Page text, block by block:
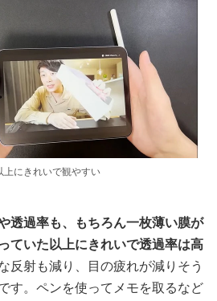
上にきれいで観やすい
透過率も、もちろん一枚薄い膜が
ていた以上にきれいで透過率は高
反射も減り、目の疲れが減りそう
す。ペンを使ってメモを取るなど